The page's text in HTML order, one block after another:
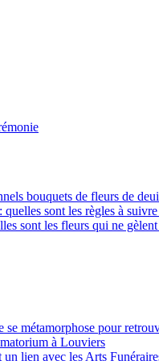
bouquets de fleurs de
sont les règles à
sont les fleurs qui ne gèlent
métamorphose pour
à Louviers
lien avec les Arts